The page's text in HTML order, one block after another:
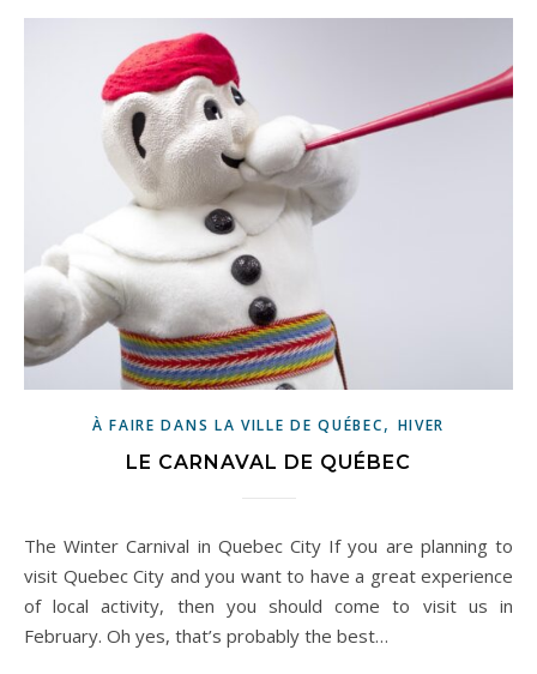
À FAIRE DANS LA VILLE DE QUÉBEC, HIVER
LE CARNAVAL DE QUÉBEC
The Winter Carnival in Quebec City If you are planning to
visit Quebec City and you want to have a great experience
of local activity, then you should come to visit us in
February. Oh yes, that’s probably the best…